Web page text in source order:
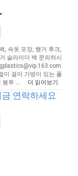
, 속옷 포장, 행거 후크,
슬라이더 백 문의하시
이 걸이 가방이 있는 폴
투 ...
더 읽어보기
30 12:09:50
금 연락하세요